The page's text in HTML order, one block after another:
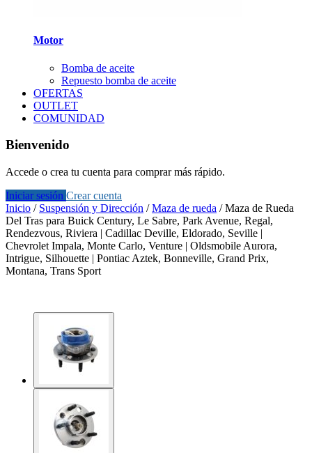
Motor
Bomba de aceite
Repuesto bomba de aceite
OFERTAS
OUTLET
COMUNIDAD
Bienvenido
Accede o crea tu cuenta para comprar más rápido.
Iniciar sesión Crear cuenta
Inicio / Suspensión y Dirección /Maza de rueda /Maza de Rueda
Del Tras para Buick Century, Le Sabre, Park Avenue, Regal,
Rendezvous, Riviera | Cadillac Deville, Eldorado, Seville |
Chevrolet Impala, Monte Carlo, Venture | Oldsmobile Aurora,
Intrigue, Silhouette | Pontiac Aztek, Bonneville, Grand Prix,
Montana, Trans Sport